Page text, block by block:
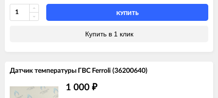
FERROLI DOMIproject F24
FERROLI DOMIproject F32 D
FERROLI DOMItech C32 D
FERROLI DOMItech F24 D
FERROLI DIVAtop ST F32
FERROLI DOMIcompact F24
FERROLI DOMIcompact F24 D
FERROLI DOMIcompact F30
FERROLI DOMIproject F24
FERROLI DOMItop F24 E
КУПИТЬ
Купить в 1 клик
Датчик температуры ГВС Ferroli (36200640)
1 000 ₽